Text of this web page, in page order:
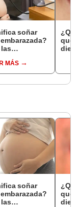
soñar
MÁS
que
soñar
que